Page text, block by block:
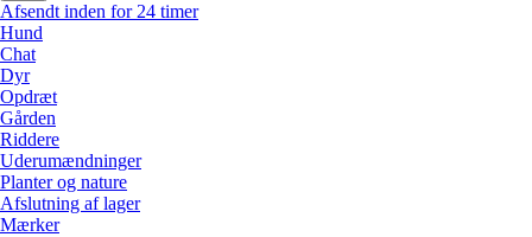
Afsendt inden for 24 timer
Hund
Chat
Dyr
Opdræt
Gården
Riddere
Uderumændninger
Planter og nature
Afslutning af lager
Mærker